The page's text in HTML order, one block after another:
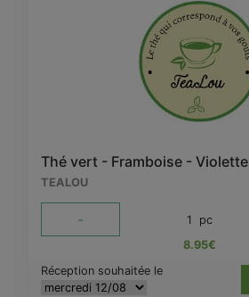
Thé vert - Framboise - Violette
TEALOU
- 1 pc
8.95€
Réception souhaitée le